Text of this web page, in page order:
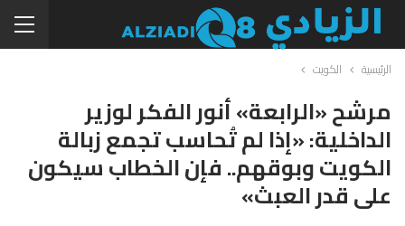
الرئيسية الكويت
مرشح «الرابعة» أنور الفكر لوزير
الداخلية: «إذا لم تُحاسب تجمع زبالة
الكويت وبوقهم.. فإن الخطاب سيكون
على قدر العبث»